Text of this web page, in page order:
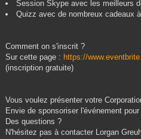
Session Skype avec les meilleurs
Quizz avec de nombreux cadeaux
Comment on s'inscrit ?
Sur cette page : https://
(inscription gratuite)
Vous voulez présenter votre
Envie de sponsoriser l'événement
‎Des questions ?
N'hésitez pas à contacter Lorgan